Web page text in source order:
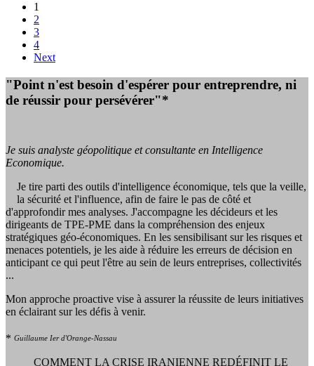
1
2
3
4
Next
"Point n'est besoin d'espérer pour entreprendre, ni
de réussir pour persévérer"*
Je suis analyste géopolitique et consultante en Intelligence
Economique.
Je tire parti des outils d'intelligence économique, tels que la veille,
la sécurité et l'influence, afin de faire le pas de côté et
d'approfondir mes analyses. J'accompagne les décideurs et les
dirigeants de TPE-PME dans la compréhension des enjeux
stratégiques géo-économiques. En les sensibilisant sur les risques et
menaces potentiels, je les aide à réduire les erreurs de décision en
anticipant ce qui peut l'être au sein de leurs entreprises, collectivités
...
Mon approche proactive vise à assurer la réussite de leurs initiatives
en éclairant sur les défis à venir.
* Guillaume Ier d'Orange-Nassau
COMMENT LA CRISE IRANIENNE REDÉFINIT LE